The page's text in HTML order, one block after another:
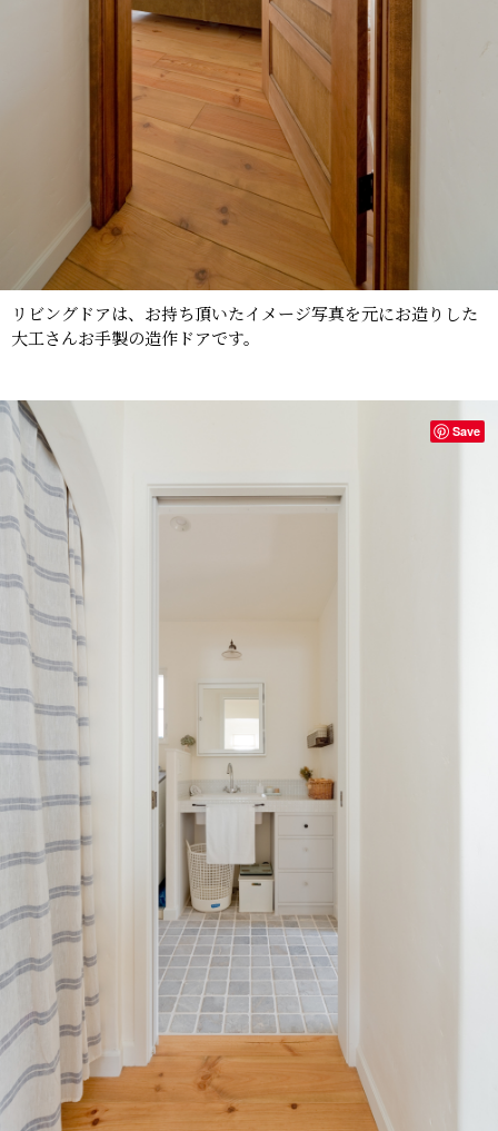
リビングドアは、お持ち頂いたイメージ写真を元にお造りした
大工さんお手製の造作ドアです。
Save